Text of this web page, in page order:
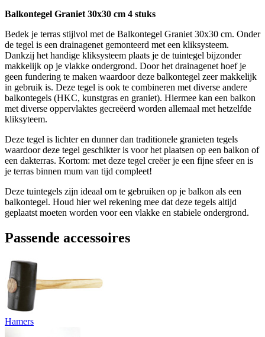
Balkontegel Graniet 30x30 cm 4 stuks
Bedek je terras stijlvol met de Balkontegel Graniet 30x30 cm. Onder
de tegel is een drainagenet gemonteerd met een kliksysteem.
Dankzij het handige kliksysteem plaats je de tuintegel bijzonder
makkelijk op je vlakke ondergrond. Door het drainagenet hoef je
geen fundering te maken waardoor deze balkontegel zeer makkelijk
in gebruik is. Deze tegel is ook te combineren met diverse andere
balkontegels (HKC, kunstgras en graniet). Hiermee kan een balkon
met diverse oppervlaktes gecreëerd worden allemaal met hetzelfde
kliksyteem.
Deze tegel is lichter en dunner dan traditionele granieten tegels
waardoor deze tegel geschikter is voor het plaatsen op een balkon of
een dakterras. Kortom: met deze tegel creëer je een fijne sfeer en is
je terras binnen mum van tijd compleet!
Deze tuintegels zijn ideaal om te gebruiken op je balkon als een
balkontegel. Houd hier wel rekening mee dat deze tegels altijd
geplaatst moeten worden voor een vlakke en stabiele ondergrond.
Passende accessoires
Hamers